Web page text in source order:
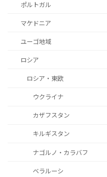
ポルトガル
マケドニア
ユーゴ地域
ロシア
ロシア・東欧
ウクライナ
カザフスタン
キルギスタン
ナゴルノ・カラバフ
ベラルーシ